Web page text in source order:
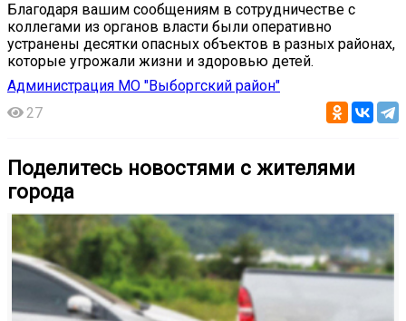
Благодаря вашим сообщениям в сотрудничестве с
коллегами из органов власти были оперативно
устранены десятки опасных объектов в разных районах,
которые угрожали жизни и здоровью детей.
Администрация МО "Выборгский район"
27
Поделитесь новостями с жителями
города